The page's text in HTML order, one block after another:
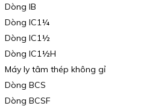
Dòng IB
Dòng IC1¼
Dòng IC1½
Dòng IC1½H
Máy ly tâm thép không gỉ
Dòng BCS
Dòng BCSF